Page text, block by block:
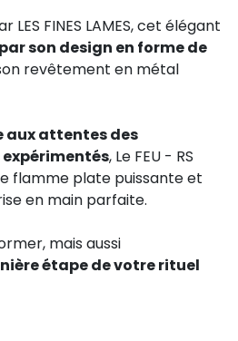
FINES LAMES, cet élégant
son design en forme de
revêtement en métal
aux attentes des
, Le FEU - RS
flamme plate puissante et
en main parfaite.
mais aussi
étape de votre rituel